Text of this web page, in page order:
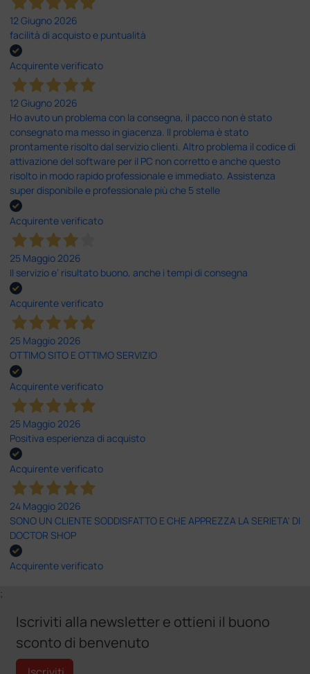
12 Giugno 2026
facilità di acquisto e puntualità
Acquirente verificato
12 Giugno 2026
Ho avuto un problema con la consegna, il pacco non è stato
consegnato ma messo in giacenza. Il problema è stato
prontamente risolto dal servizio clienti. Altro problema il codice di
attivazione del software per il PC non corretto e anche questo
risolto in modo rapido professionale e immediato. Assistenza
super disponibile e professionale più che 5 stelle
Acquirente verificato
25 Maggio 2026
Il servizio e’ risultato buono, anche i tempi di consegna
Acquirente verificato
25 Maggio 2026
OTTIMO SITO E OTTIMO SERVIZIO
Acquirente verificato
25 Maggio 2026
Positiva esperienza di acquisto
Acquirente verificato
24 Maggio 2026
SONO UN CLIENTE SODDISFATTO E CHE APPREZZA LA SERIETA' DI
DOCTOR SHOP
Acquirente verificato
;
Iscriviti alla newsletter e ottieni il buono
sconto di benvenuto